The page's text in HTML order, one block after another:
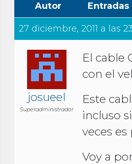
Autor Entradas
27 diciembre, 2011 a las
josueel
Superadministrador
El cable
con el
Este
incluso
veces es
Voy a